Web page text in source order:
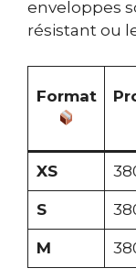
enveloppes
résistant ou
Format
XS
S
M